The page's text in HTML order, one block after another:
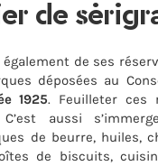
de
de ses
déposées au
1925. Feuilleter ces
aussi
de beurre, huiles,
de biscuits,